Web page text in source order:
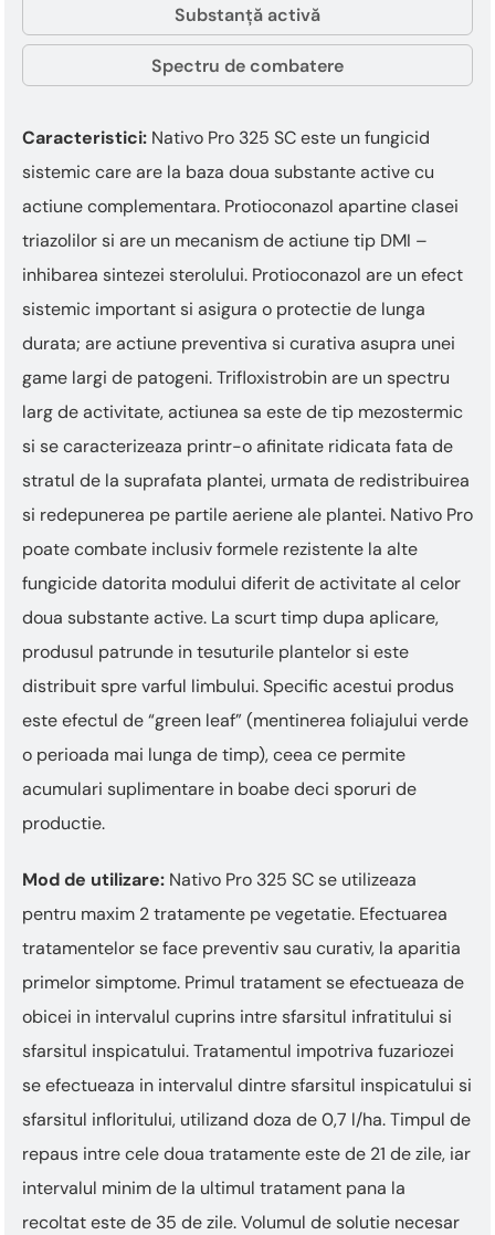
Caracteristici: Nativo Pro 325 SC este un fungicid
sistemic care are la baza doua substante active cu
actiune complementara. Protioconazol apartine clasei
triazolilor si are un mecanism de acti­une tip DMI –
inhibarea sintezei sterolului. Protioconazol are un efect
sistemic important si asigura o protectie de lunga
durata; are actiune preventiva si curativa asupra unei
game largi de patogeni. Trifloxistrobin are un spectru
larg de activitate, actiunea sa este de tip mezostermic
si se caracterizeaza printr-o afinitate ridicata fata de
stratul de la suprafata plantei, urmata de redistribuirea
si redepunerea pe partile aeriene ale plantei. Nativo Pro
poate combate inclusiv formele rezistente la alte
fungicide datorita modului diferit de activitate al celor
doua substante active. La scurt timp dupa aplicare,
produsul patrunde in tesuturile plantelor si este
distribuit spre varful limbului. Specific acestui produs
este efectul de “green leaf” (mentinerea foliajului verde
o perioada mai lunga de timp), ceea ce permite
acumulari suplimentare in boabe deci sporuri de
productie.
Mod de utilizare: Nativo Pro 325 SC se utilizeaza
pentru maxim 2 tratamente pe vegetatie. Efectuarea
trata­mentelor se face preventiv sau curativ, la aparitia
primelor simptome. Primul tratament se efectueaza de
obicei in intervalul cuprins intre sfarsitul infratitului si
sfarsitul inspicatului. Tratamentul impotriva fuzariozei
se efectueaza in intervalul dintre sfarsitul inspicatului si
sfarsitul infloritului, utilizand doza de 0,7 l/ha. Timpul de
repaus intre cele doua tratamente este de 21 de zile, iar
intervalul minim de la ultimul tratament pana la
recoltat este de 35 de zile. Volumul de solutie necesar
Substanță activă
Spectru de combatere